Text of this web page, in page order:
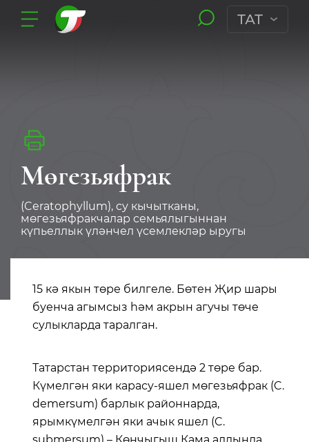
ТАТ
Мөгезьяфрак
(Ceratophyllum), су кычытканы,
мөгезьяфракчалар семьялыгыннан
күпьеллык үләнчел үсемлекләр ыругы
15 кә якын төре билгеле. Бөтен Җир шары
буенча агымсыз һәм акрын агучы төче
сулыкларда таралган.
Татарстан территориясендә 2 төре бар.
Күмелгән яки карасу-яшел мөгезьяфрак (C.
demersum) барлык районнарда,
ярымкүмелгән яки ачык яшел (C.